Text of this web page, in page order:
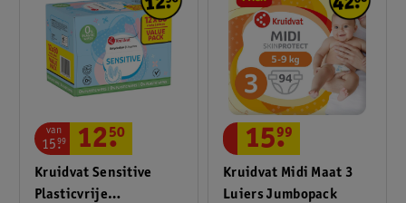
Kruidvat Sensitive
Plasticvrije
van
15.
99 12.
50
Kruidvat Midi Maat 3
Luiers Jumbopack
15.
99